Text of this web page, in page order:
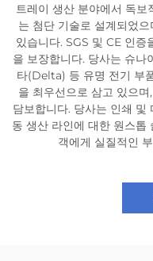
트레이 생산 분야에서 독보
는 첨단 기술로 설계되었
있습니다. SGS 및 CE 인증
을 보장합니다. 당사는 슈
타(Delta) 등 유명 전기 부
을 최우선으로 삼고 있으
담보합니다. 당사는 인쇄 및
동 생산 라인에 대한 원스톱
객에게 실질적인